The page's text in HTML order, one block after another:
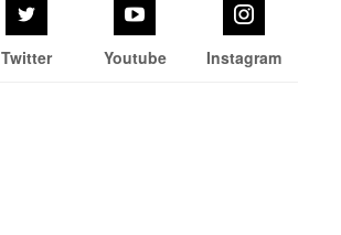
Twitter Youtube Instagram